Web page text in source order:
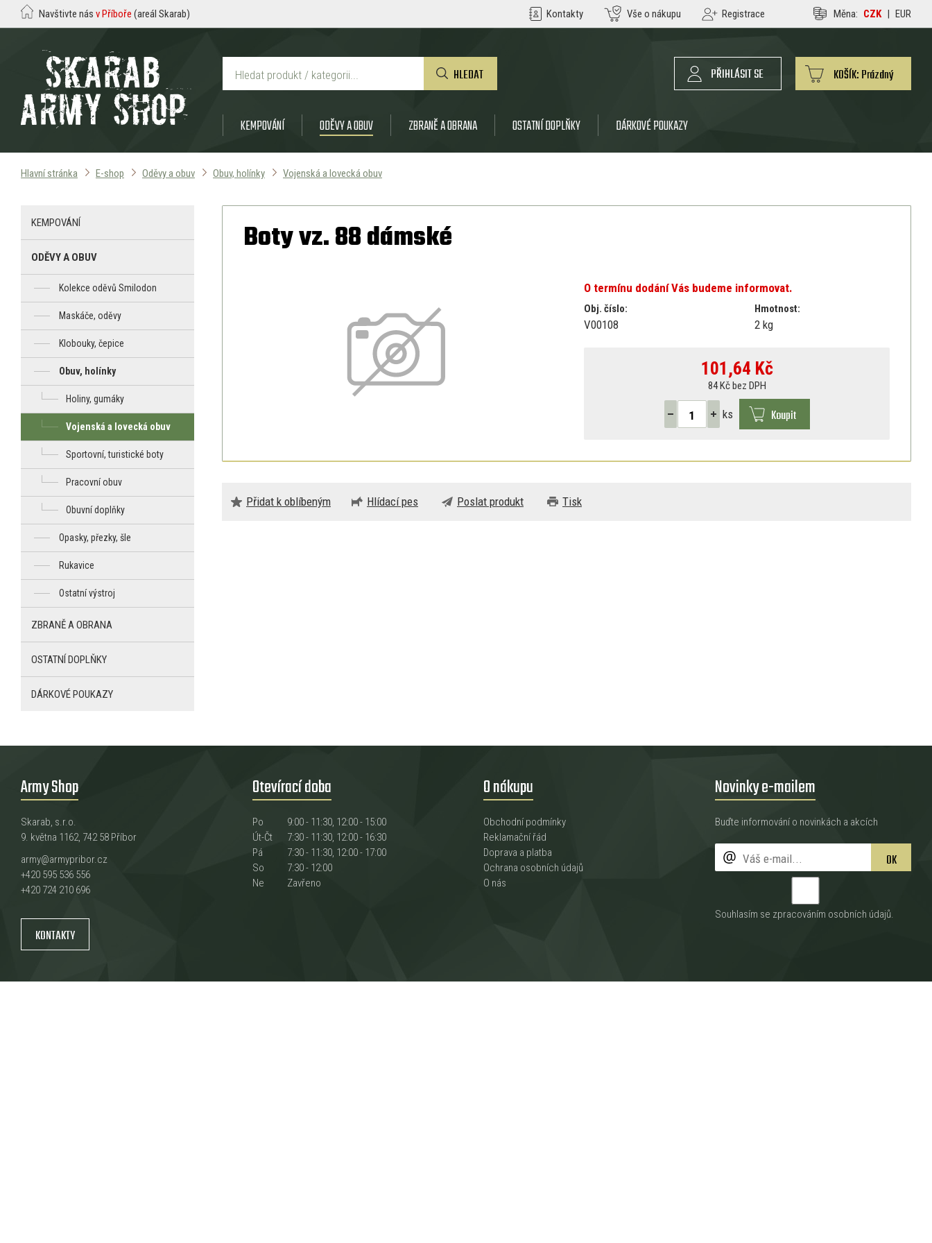
Navštivte nás v Příboře (areál Skarab) Kontakty Vše o nákupu Registrace Měna: CZK | EUR
HLEDAT KOŠÍK:Prázdný
PŘIHLÁSIT SE
KEMPOVÁNÍ ODĚVY A OBUV ZBRANĚ A OBRANA OSTATNÍ DOPLŇKY DÁRKOVÉ POUKAZY
Hlavní stránka E-shop Oděvy a obuv Obuv, holínky Vojenská a lovecká obuv
Boty vz. 88 dámské
O termínu dodání Vás budeme informovat.
Obj. číslo:
V00108
Hmotnost:
2 kg
101,64 Kč
84 Kč bez DPH
ks Koupit
Přidat k oblíbeným Hlídací pes Poslat produkt Tisk
KEMPOVÁNÍ
ODĚVY A OBUV
Kolekce oděvů Smilodon
Maskáče, oděvy
Klobouky, čepice
Obuv, holínky
Holiny, gumáky
Vojenská a lovecká obuv
Sportovní, turistické boty
Pracovní obuv
Obuvní doplňky
Opasky, přezky, šle
Rukavice
Ostatní výstroj
ZBRANĚ A OBRANA
OSTATNÍ DOPLŇKY
DÁRKOVÉ POUKAZY
Army Shop
Skarab, s.r.o.
9. května 1162, 742 58 Příbor
army@armypribor.cz
+420 595 536 556
+420 724 210 696
KONTAKTY
Otevírací doba
Po
9:00 - 11:30, 12:00 - 15:00
Út-Čt
7:30 - 11:30, 12:00 - 16:30
Pá
7:30 - 11:30, 12:00 - 17:00
So
7:30 - 12:00
Ne
Zavřeno
O nákupu
Obchodní podmínky
Reklamační řád
Doprava a platba
Ochrana osobních údajů
O nás
Novinky e-mailem
Buďte informování o novinkách a akcích
OK
Souhlasím se zpracováním osobních údajů.